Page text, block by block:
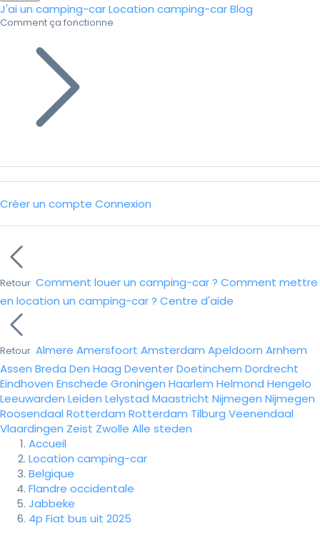
J'ai un camping-carLocation camping-carBlog
Comment ça fonctionne
Créer un compte Connexion
Retour Comment louer un camping-car ? Comment mettre
en location un camping-car ? Centre d'aide
Retour Almere Amersfoort Amsterdam Apeldoorn Arnhem
Assen Breda Den Haag DeventerDoetinchem Dordrecht
Eindhoven Enschede Groningen Haarlem Helmond Hengelo
Leeuwarden Leiden Lelystad Maastricht Nijmegen Nijmegen
Roosendaal Rotterdam Rotterdam Tilburg Veenendaal
Vlaardingen Zeist Zwolle Alle steden
Accueil
Location camping-car
Belgique
Flandre occidentale
Jabbeke
4p Fiat bus uit 2025